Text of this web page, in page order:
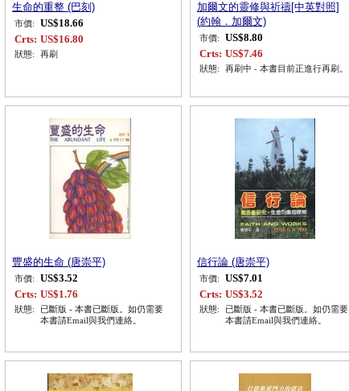
生命的重整 (巴刻)
市價:
US$18.66
Crts: US$16.80
狀態: 再刷
加爾文的靈修與祈禱[中英對照]
(約翰．加爾文)
市價:
US$8.80
Crts: US$7.46
狀態: 再刷中 - 本書目前正進行再刷。
豐盛的生命 (唐崇平)
市價:
US$3.52
Crts: US$1.76
狀態:
已斷版 - 本書已斷版。如仍需要
本書請Email與我們連絡。
信行論 (唐崇平)
市價:
US$7.01
Crts: US$3.52
狀態:
已斷版 - 本書已斷版。如仍需要
本書請Email與我們連絡。